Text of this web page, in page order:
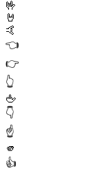
🤟
🤘
🤙
👈
👉
👆
🖕
👇
☝️
🫵
👍